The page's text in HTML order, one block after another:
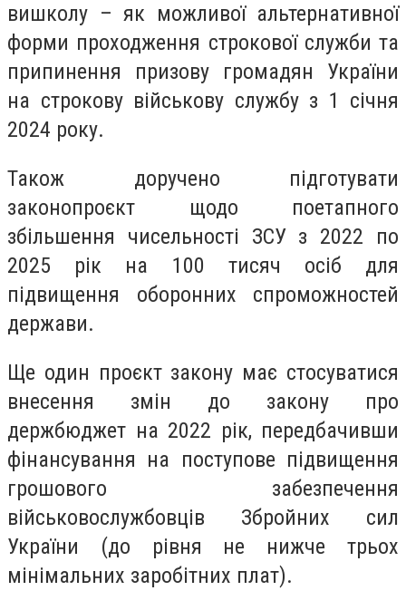
вишколу – як можливої альтернативної
форми проходження строкової служби та
припинення призову громадян України
на строкову військову службу з 1 січня
2024 року.
Також доручено підготувати
законопроєкт щодо поетапного
збільшення чисельності ЗСУ з 2022 по
2025 рік на 100 тисяч осіб для
підвищення оборонних спроможностей
держави.
Ще один проєкт закону має стосуватися
внесення змін до закону про
держбюджет на 2022 рік, передбачивши
фінансування на поступове підвищення
грошового забезпечення
військовослужбовців Збройних сил
України (до рівня не нижче трьох
мінімальних заробітних плат).